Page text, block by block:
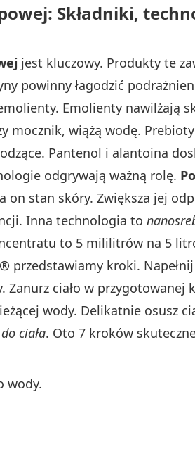
Składniki,
jest kluczowy. Produkty te
powinny łagodzić
Emolienty nawilżają
wiążą wodę.
Pantenol i alantoina
odgrywają ważną rolę.
on stan skóry. Zwiększa jej
Inna technologia to
to 5 mililitrów na 5
przedstawiamy kroki.
Zanurz ciało w
wody. Delikatnie osusz
ciała. Oto 7 kroków
wody.